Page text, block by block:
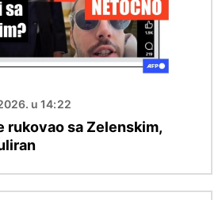
u 14:22
rukovao sa Zelenskim,